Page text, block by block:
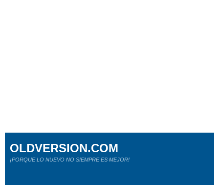
OLDVERSION.COM
¡PORQUE LO NUEVO NO SIEMPRE ES MEJOR!